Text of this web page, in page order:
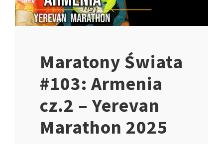
Maratony Świata
#103: Armenia
cz.2 – Yerevan
Marathon 2025